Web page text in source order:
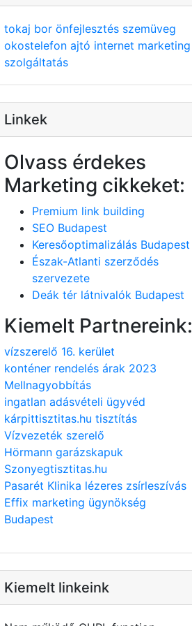
tokaj bor önfejlesztés szemüveg
okostelefon ajtó internet marketing
szolgáltatás
Linkek
Olvass érdekes
Marketing cikkeket:
Premium link building
SEO Budapest
Keresőoptimalizálás Budapest
Észak-Atlanti szerződés
szervezete
Deák tér látnivalók Budapest
Kiemelt Partnereink:
vízszerelő 16. kerület
konténer rendelés árak 2023
Mellnagyobbítás
ingatlan adásvételi ügyvéd
kárpittisztitas.hu tisztítás
Vízvezeték szerelő
Hörmann garázskapuk
Szonyegtisztitas.hu
Pasarét Klinika lézeres zsírleszívás
Effix marketing ügynökség
Budapest
Kiemelt linkeink